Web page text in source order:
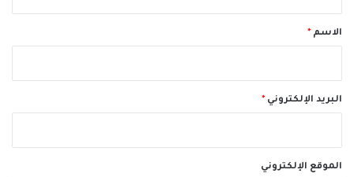
*الاسم *
البريد الإلكتروني *
الموقع الإلكتروني